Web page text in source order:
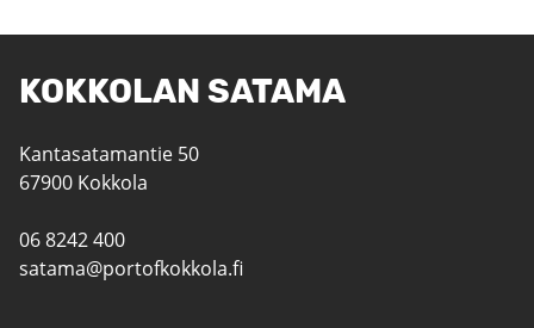
KOKKOLAN SATAMA
Kantasatamantie 50
67900 Kokkola
06 8242 400
satama@portofkokkola.fi